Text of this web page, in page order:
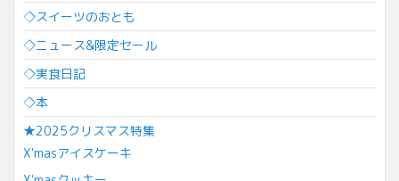
◇スイーツのおとも
◇ニュース&限定セール
◇実食日記
◇本
★2025クリスマス特集
X'masアイスケーキ